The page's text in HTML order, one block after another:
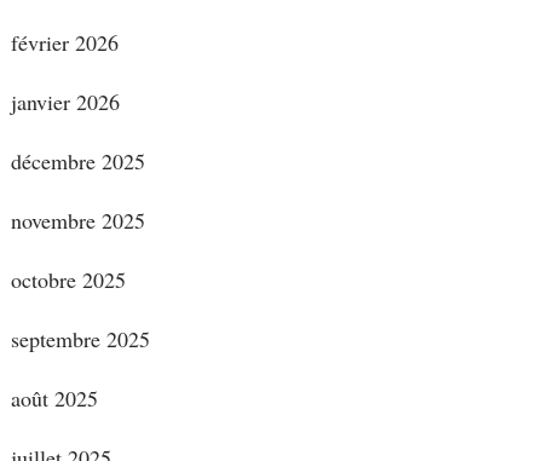
février 2026
janvier 2026
décembre 2025
novembre 2025
octobre 2025
septembre 2025
août 2025